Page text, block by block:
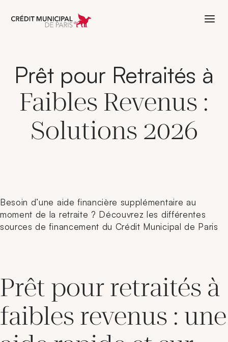
Aller à l'accueil de Crédit Municipal
Prêt pour Retraités à
Faibles Revenus :
Solutions 2026
Besoin d’une aide financière supplémentaire au
moment de la retraite ? Découvrez les différentes
sources de financement du Crédit Municipal de Paris
Prêt pour retraités à
faibles revenus : une